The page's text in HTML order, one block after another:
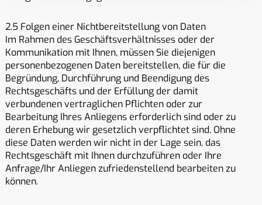
2.5 Folgen einer Nichtbereitstellung von Daten
Im Rahmen des Geschäftsverhältnisses oder der
Kommunikation mit Ihnen, müssen Sie diejenigen
personenbezogenen Daten bereitstellen, die für die
Begründung, Durchführung und Beendigung des
Rechtsgeschäfts und der Erfüllung der damit
verbundenen vertraglichen Pflichten oder zur
Bearbeitung Ihres Anliegens erforderlich sind oder zu
deren Erhebung wir gesetzlich verpflichtet sind. Ohne
diese Daten werden wir nicht in der Lage sein, das
Rechtsgeschäft mit Ihnen durchzuführen oder Ihre
Anfrage/Ihr Anliegen zufriedenstellend bearbeiten zu
können.